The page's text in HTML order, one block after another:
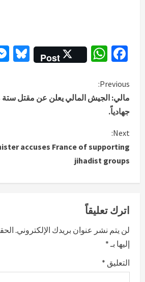
Facebook
WhatsApp
Post
C
o
n
t
u
e
R
Previous:
جهادياً.
Next:
accuses France of supporting
jihadist groups
اترك تعليقاً
لن يتم نشر عنوان بريدك الإلكتروني.
إليها بـ *
التعليق *